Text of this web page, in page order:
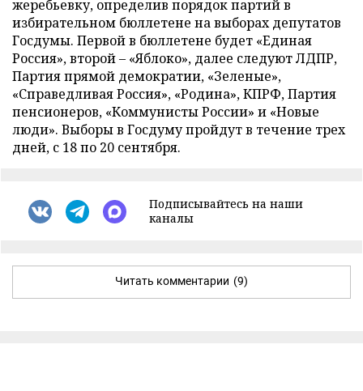
жеребьевку, определив порядок партий в
избирательном бюллетене на выборах депутатов
Госдумы. Первой в бюллетене будет «Единая
Россия», второй – «Яблоко», далее следуют ЛДПР,
Партия прямой демократии, «Зеленые»,
«Справедливая Россия», «Родина», КПРФ, Партия
пенсионеров, «Коммунисты России» и «Новые
люди». Выборы в Госдуму пройдут в течение трех
дней, с 18 по 20 сентября.
Подписывайтесь на наши
каналы
Читать комментарии (9)